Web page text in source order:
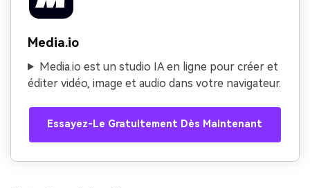
Media.io
Media.io est un studio IA en ligne pour créer et
éditer vidéo, image et audio dans votre navigateur.
Essayez-Le Gratuitement Dès Maintenant